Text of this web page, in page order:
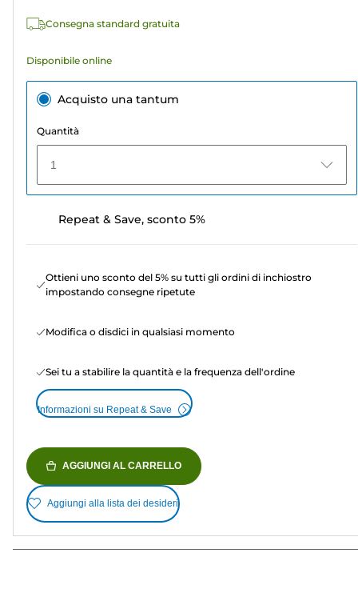
Consegna standard gratuita
Disponibile online
Acquisto una tantum
Quantità
1
Repeat & Save, sconto 5%
Ottieni uno sconto del 5% su tutti gli ordini di inchiostro
impostando consegne ripetute
Modifica o disdici in qualsiasi momento
Sei tu a stabilire la quantità e la frequenza dell'ordine
Informazioni su Repeat & Save
AGGIUNGI AL CARRELLO
Aggiungi alla lista dei desideri